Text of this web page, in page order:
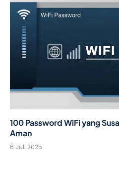
100 Password WiFi yang
Aman
6 Juli 2025